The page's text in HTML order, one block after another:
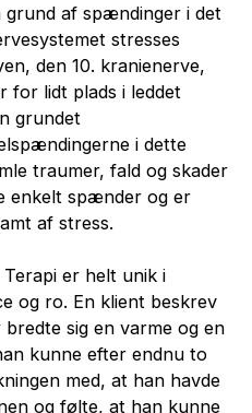
grund af spændinger i det
stresses
den 10. kranienerve,
for lidt plads i leddet
grundet
i dette
traumer, fald og skader
enkelt spænder og er
af stress.
er helt unik i
og ro. En klient beskrev
sig en varme og en
kunne efter endnu to
med, at han havde
og følte, at han kunne